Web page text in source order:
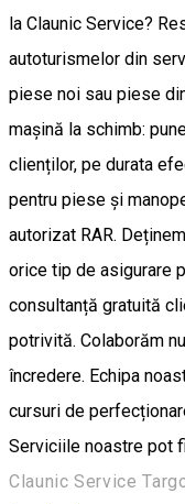
la Claunic Service?
autoturismelor din
piese noi sau piese
mașină la schimb:
clienților, pe durata
pentru piese și
autorizat RAR.
orice tip de asigurare
consultanță gratuită
potrivită. Colaborăm
încredere. Echipa
cursuri de
Serviciile noastre pot